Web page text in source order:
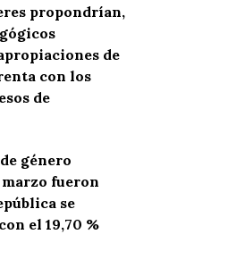
propondrían,
de
con los
de
género
fueron
se
el 19,70 %